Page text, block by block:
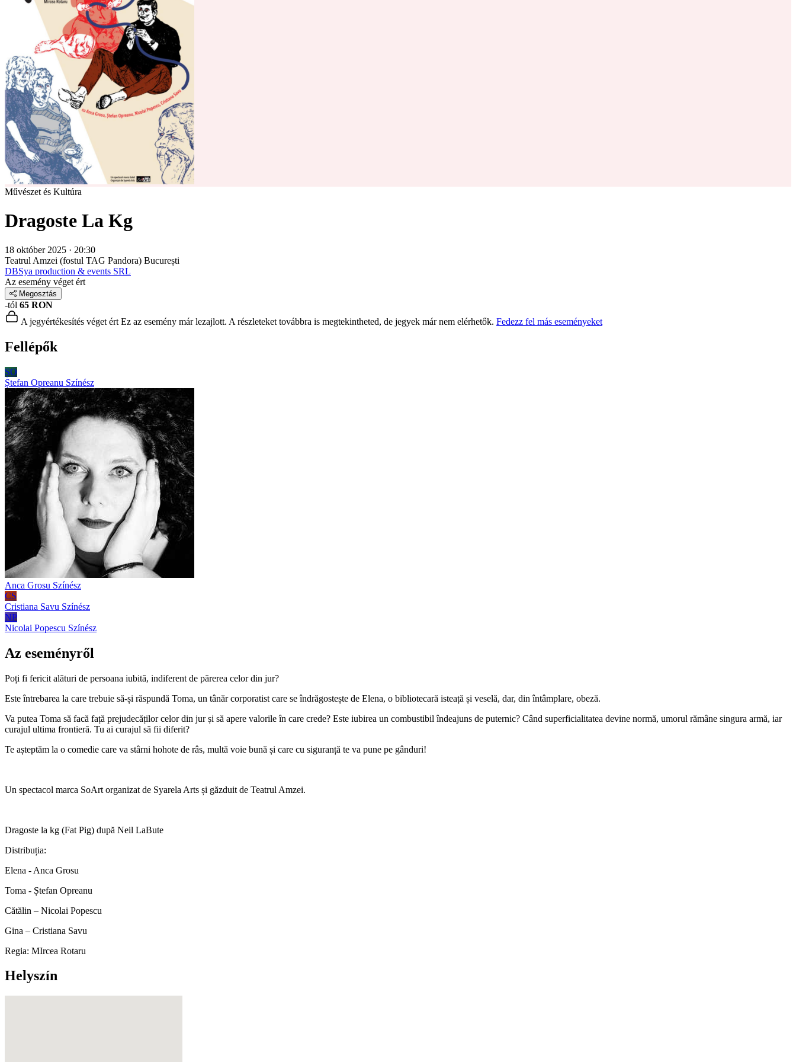
Művészet és Kultúra
Dragoste La Kg
18 október 2025 · 20:30
Teatrul Amzei (fostul TAG Pandora) București
DBSya production & events SRL
Az esemény véget ért
Megosztás
-tól 65 RON
A jegyértékesítés véget ért Ez az esemény már lezajlott. A részleteket továbbra is megtekintheted, de jegyek már nem elérhetők. Fedezz fel más eseményeket
Fellépők
ȘO
Ștefan Opreanu Színész
Anca Grosu Színész
CS
Cristiana Savu Színész
NP
Nicolai Popescu Színész
Az eseményről
Poți fi fericit alături de persoana iubită, indiferent de părerea celor din jur?
Este întrebarea la care trebuie să-și răspundă Toma, un tânăr corporatist care se îndrăgostește de Elena, o bibliotecară isteață și veselă, dar, din întâmplare, obeză.
Va putea Toma să facă față prejudecăților celor din jur și să apere valorile în care crede? Este iubirea un combustibil îndeajuns de puternic? Când superficialitatea devine normă, umorul rămâne singura armă, iar
curajul ultima frontieră. Tu ai curajul să fii diferit?
Te așteptăm la o comedie care va stârni hohote de râs, multă voie bună și care cu siguranță te va pune pe gânduri!
Un spectacol marca SoArt organizat de Syarela Arts și găzduit de Teatrul Amzei.
Dragoste la kg (Fat Pig) după Neil LaBute
Distribuția:
Elena - Anca Grosu
Toma - Ștefan Opreanu
Cătălin – Nicolai Popescu
Gina – Cristiana Savu
Regia: MIrcea Rotaru
Helyszín